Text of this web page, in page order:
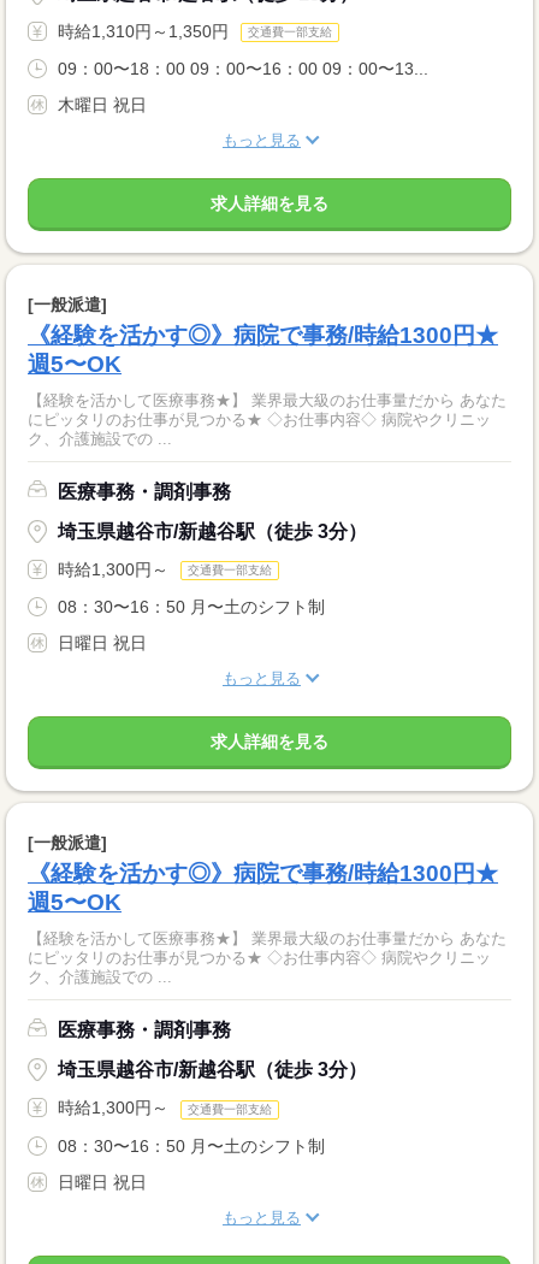
時給1,310円～1,350円 交通費一部支給
09：00〜18：00 09：00〜16：00 09：00〜13...
木曜日 祝日
もっと見る
求人詳細を見る
[一般派遣]
《経験を活かす◎》病院で事務/時給1300円★
週5〜OK
【経験を活かして医療事務★】 業界最大級のお仕事量だから あなた
にピッタリのお仕事が見つかる★ ◇お仕事内容◇ 病院やクリニッ
ク、介護施設での ...
医療事務・調剤事務
埼玉県越谷市/新越谷駅（徒歩 3分）
時給1,300円～ 交通費一部支給
08：30〜16：50 月〜土のシフト制
日曜日 祝日
もっと見る
求人詳細を見る
[一般派遣]
《経験を活かす◎》病院で事務/時給1300円★
週5〜OK
【経験を活かして医療事務★】 業界最大級のお仕事量だから あなた
にピッタリのお仕事が見つかる★ ◇お仕事内容◇ 病院やクリニッ
ク、介護施設での ...
医療事務・調剤事務
埼玉県越谷市/新越谷駅（徒歩 3分）
時給1,300円～ 交通費一部支給
08：30〜16：50 月〜土のシフト制
日曜日 祝日
もっと見る